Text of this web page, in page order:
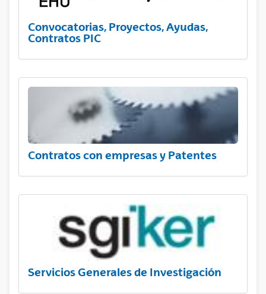
Convocatorias, Proyectos, Ayudas,
Contratos PIC
Contratos con empresas y Patentes
Servicios Generales de Investigación